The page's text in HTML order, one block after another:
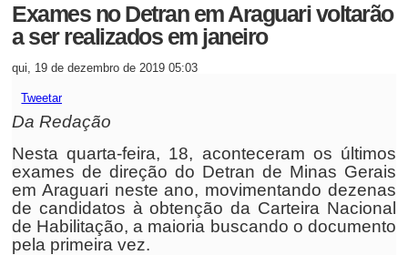
Exames no Detran em Araguari voltarão
a ser realizados em janeiro
qui, 19 de dezembro de 2019 05:03
Tweetar
Da Redação
Nesta quarta-feira, 18, aconteceram os últimos
exames de direção do Detran de Minas Gerais
em Araguari neste ano, movimentando dezenas
de candidatos à obtenção da Carteira Nacional
de Habilitação, a maioria buscando o documento
pela primeira vez.